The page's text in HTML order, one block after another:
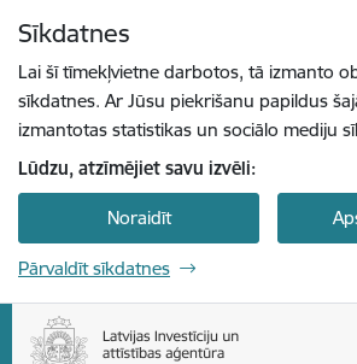
Sīkdatnes
Lai šī tīmekļvietne darbotos, tā izmanto
sīkdatnes. Ar Jūsu piekrišanu papildus
izmantotas statistikas un sociālo mediju
Lūdzu, atzīmējiet savu izvēli:
Noraidīt
Pārvaldīt sīkdatnes